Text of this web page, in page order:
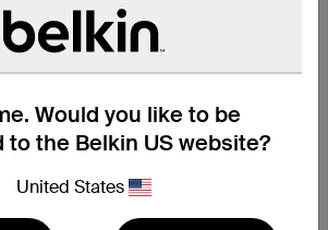
Would you like to be
to the Belkin US website?
United States
das auch in der
wird
das auch in der Luftfahrt
und bietet der Platine unterwegs und